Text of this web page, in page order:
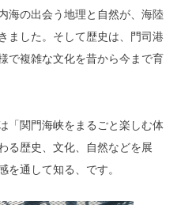
海の出会う地理と自然が、海陸
ました。そして歴史は、門司港
で複雑な文化を昔から今まで育
「関門海峡をまるごと楽しむ体
る歴史、文化、自然などを展
を通して知る、です。